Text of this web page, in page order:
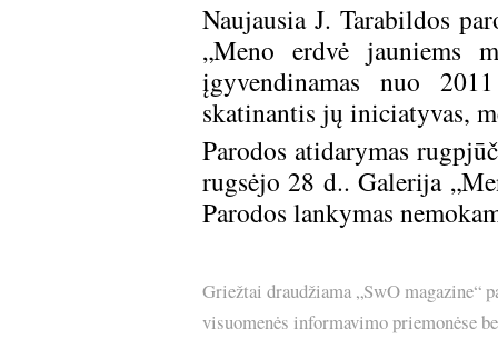
Naujausia J. Tarabildos
„Meno erdvė jauniems
įgyvendinamas nuo
skatinantis jų iniciatyvas,
Parodos atidarymas
rugsėjo 28 d.. Galerija
Parodos lankymas
Griežtai draudžiama „SwO magazine“
visuomenės informavimo priemonėse